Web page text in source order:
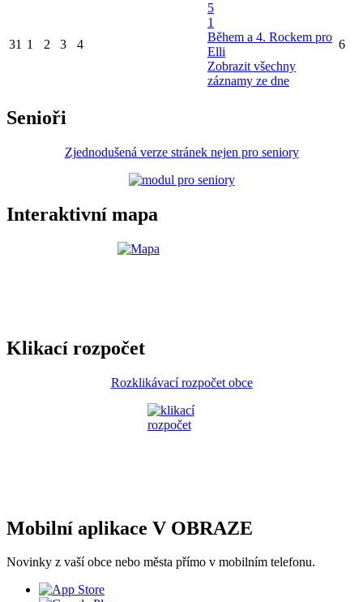
31 1 2 3 4
5
1
Během a 4. Rockem pro
Elli
Zobrazit všechny
záznamy ze dne
6
Senioři
Zjednodušená verze stránek nejen pro seniory
Interaktivní mapa
Klikací rozpočet
Rozklikávací rozpočet obce
Mobilní aplikace V OBRAZE
Novinky z vaší obce nebo města přímo v mobilním telefonu.